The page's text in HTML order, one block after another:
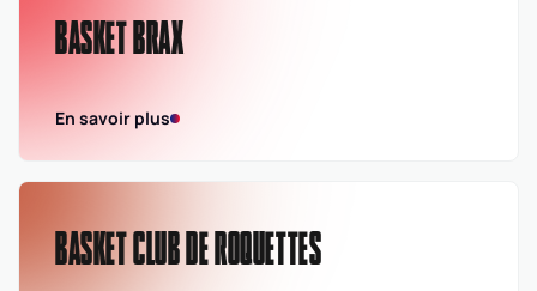
BASKET BRAX
En savoir plus
BASKET CLUB DE ROQUETTES